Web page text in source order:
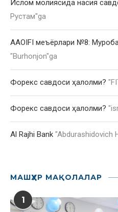
Ислом молиясида насия
Рустам"ga
AAOIFI меъёрлари №8:
"Burhonjon"ga
Форекс савдоси ҳалолми? "
Форекс савдоси ҳалолми? "
Al Rajhi Bank "Abdurashidovich
МАШҲУР МАҚОЛАЛАР
1